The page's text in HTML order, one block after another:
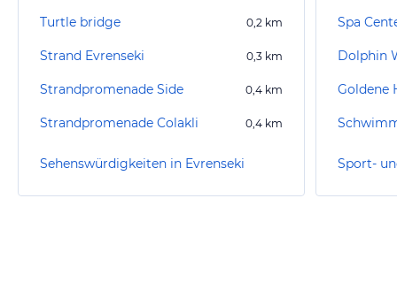
Turtle bridge 0,2 km
Strand Evrenseki 0,3 km
Strandpromenade Side 0,4 km
Strandpromenade Colakli 0,4 km
Sehenswürdigkeiten in Evrenseki
Dolphin
Goldene